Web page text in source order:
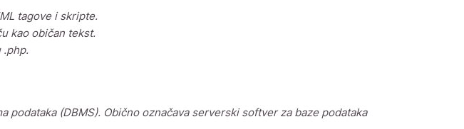
tagove i skripte.
kao običan tekst.
podataka (DBMS). Obično označava serverski softver za baze podataka